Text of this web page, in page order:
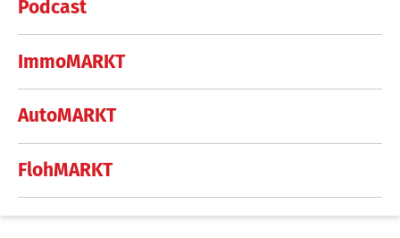
Podcast
ImmoMARKT
AutoMARKT
FlohMARKT